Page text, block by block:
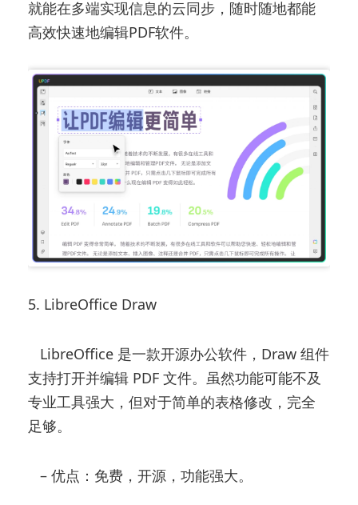
就能在多端实现信息的云同步，随时随地都能
高效快速地编辑PDF软件。
5. LibreOffice Draw
LibreOffice 是一款开源办公软件，Draw 组件
支持打开并编辑 PDF 文件。虽然功能可能不及
专业工具强大，但对于简单的表格修改，完全
足够。
– 优点：免费，开源，功能强大。